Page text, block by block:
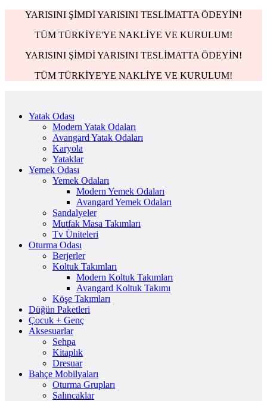
YARISINI ŞİMDİ YARISINI TESLİMATTA ÖDEYİN!
TÜM TÜRKİYE'YE NAKLİYE VE KURULUM!
YARISINI ŞİMDİ YARISINI TESLİMATTA ÖDEYİN!
TÜM TÜRKİYE'YE NAKLİYE VE KURULUM!
Yatak Odası
Modern Yatak Odaları
Avangard Yatak Odaları
Karyola
Yataklar
Yemek Odası
Yemek Odaları
Modern Yemek Odaları
Avangard Yemek Odaları
Sandalyeler
Mutfak Masa Takımları
Tv Üniteleri
Oturma Odası
Berjerler
Koltuk Takımları
Modern Koltuk Takımları
Avangard Koltuk Takımı
Köşe Takımları
Düğün Paketleri
Çocuk + Genç
Aksesuarlar
Sehpa
Kitaplık
Dresuar
Bahçe Mobilyaları
Oturma Grupları
Salıncaklar